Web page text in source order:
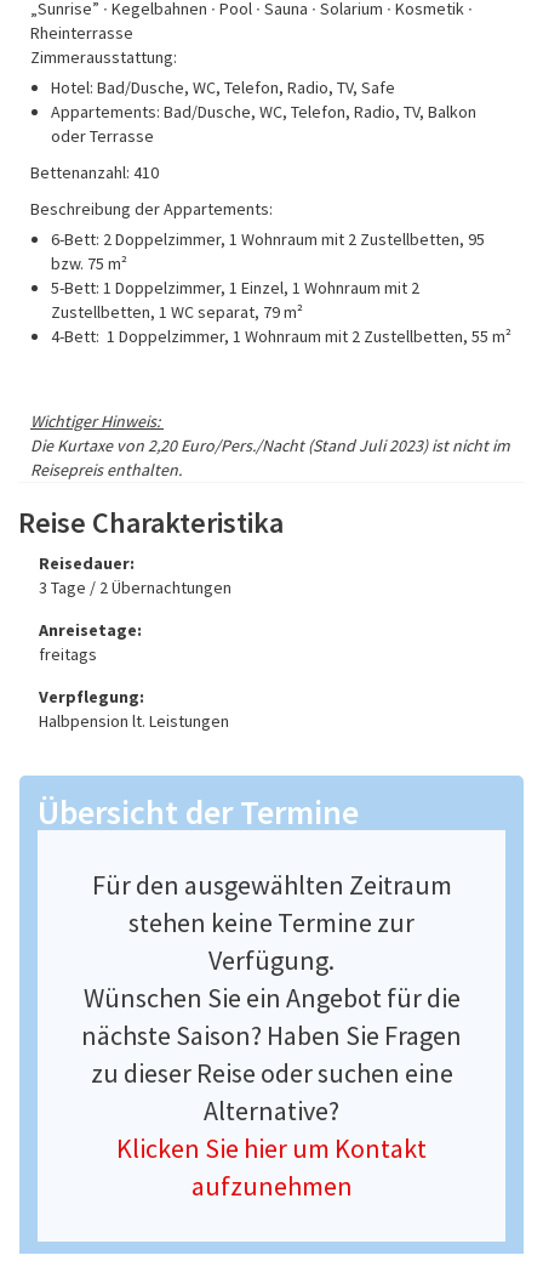
„Sunrise” ∙ Kegelbahnen ∙ Pool ∙ Sauna ∙ Solarium ∙ Kosmetik ∙
Rheinterrasse
Zimmerausstattung:
Hotel: Bad/Dusche, WC, Telefon, Radio, TV, Safe
Appartements: Bad/Dusche, WC, Telefon, Radio, TV, Balkon
oder Terrasse
Bettenanzahl: 410
Beschreibung der Appartements:
6-Bett: 2 Doppelzimmer, 1 Wohnraum mit 2 Zustellbetten, 95
bzw. 75 m²
5-Bett: 1 Doppelzimmer, 1 Einzel, 1 Wohnraum mit 2
Zustellbetten, 1 WC separat, 79 m²
4-Bett: 1 Doppelzimmer, 1 Wohnraum mit 2 Zustellbetten, 55 m²
Wichtiger Hinweis:
Die Kurtaxe von 2,20 Euro/Pers./Nacht (Stand Juli 2023) ist nicht im
Reisepreis enthalten.
Reise Charakteristika
Reisedauer:
3 Tage / 2 Übernachtungen
Anreisetage:
freitags
Verpflegung:
Halbpension lt. Leistungen
Übersicht der Termine
Für den ausgewählten Zeitraum
stehen keine Termine zur
Verfügung.
Wünschen Sie ein Angebot für die
nächste Saison? Haben Sie Fragen
zu dieser Reise oder suchen eine
Alternative?
Klicken Sie hier um Kontakt
aufzunehmen